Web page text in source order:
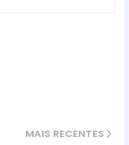
MAIS RECENTES